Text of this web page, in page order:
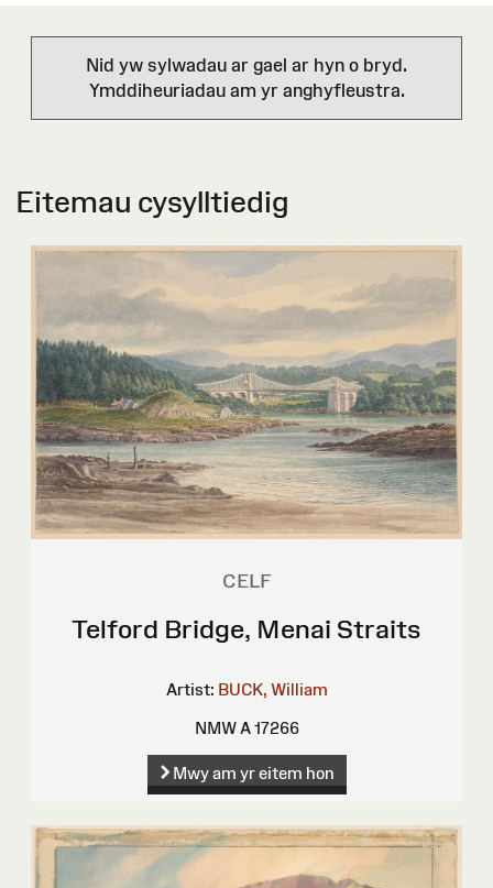
Nid yw sylwadau ar gael ar hyn o bryd.
Ymddiheuriadau am yr anghyfleustra.
Eitemau cysylltiedig
CELF
Telford Bridge, Menai Straits
Artist: BUCK, William
NMW A 17266
Mwy am yr eitem hon